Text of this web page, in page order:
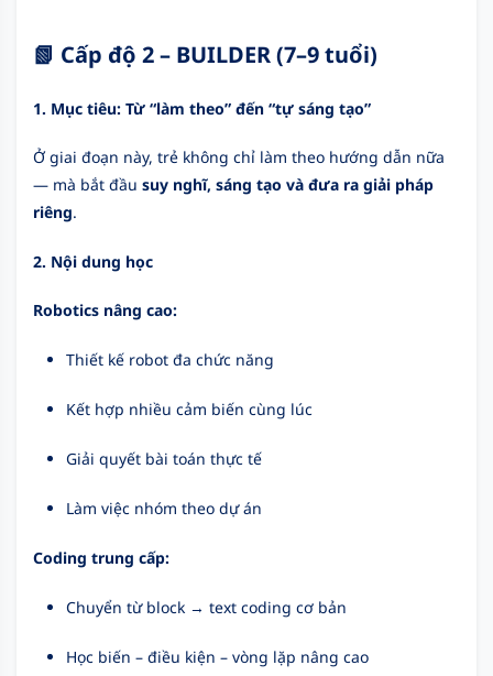
📗 Cấp độ 2 – BUILDER (7–9 tuổi)
1. Mục tiêu: Từ “làm theo” đến “tự sáng tạo”
Ở giai đoạn này, trẻ không chỉ làm theo hướng dẫn nữa
— mà bắt đầu suy nghĩ, sáng tạo và đưa ra giải pháp
riêng.
2. Nội dung học
Robotics nâng cao:
Thiết kế robot đa chức năng
Kết hợp nhiều cảm biến cùng lúc
Giải quyết bài toán thực tế
Làm việc nhóm theo dự án
Coding trung cấp:
Chuyển từ block → text coding cơ bản
Học biến – điều kiện – vòng lặp nâng cao